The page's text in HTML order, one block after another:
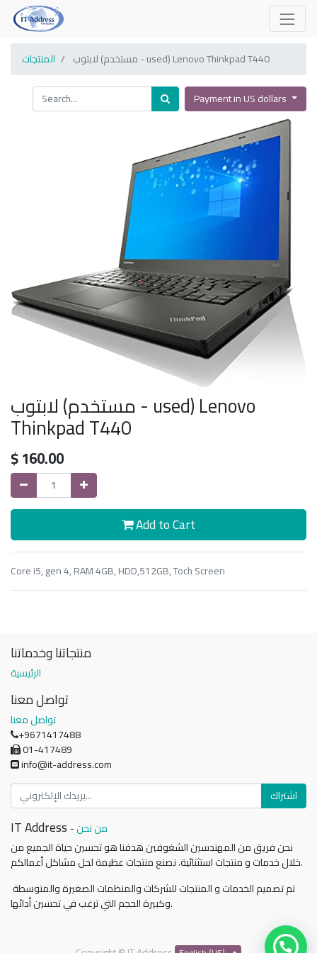
المنتجات لابتوب (مستخدم - used) Lenovo Thinkpad T440
Payment in US dollars
لابتوب (مستخدم - used) Lenovo
Thinkpad T440
$160.00
Add to Cart
Core i5, gen 4, RAM 4GB, HDD,512GB, Toch Screen
منتجاتنا وخدماتنا
الرئيسية
تواصل معنا
تواصل معنا
+9671417488
01-417489
info@it-address.com
اشتراك
IT Address -من نحن
نحن فريق من المهندسين الشغوفين هدفنا هو تحسين حياة الجميع من
خلال خدمات و منتجات استثنائية. نصنع منتجات عظيمة لحل مشاكل أعمالكم.
وكبيرة الحجم التي ترغب في تحسين أدائها.